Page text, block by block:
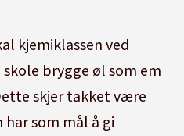
kjemiklassen ved
brygge øl som em
skjer takket være
som mål å gi